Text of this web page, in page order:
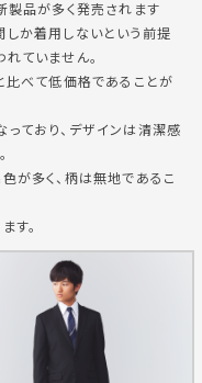
製品が多く発売されます
か着用しないという前提
ていません。
比べて低価格であることが
ており、デザインは清潔感
が多く、柄は無地であるこ
す。